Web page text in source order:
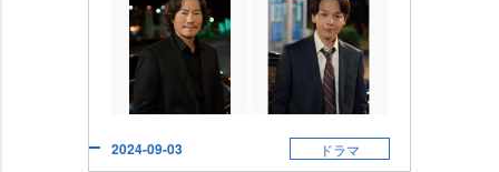
2024-09-03 ドラマ